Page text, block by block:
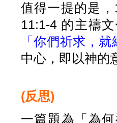
值得一提的是
11:1-4 的主禱
「你們祈求，
中心，即以神的
(反思)
一篇題為「為